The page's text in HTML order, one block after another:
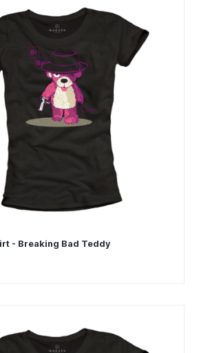
- Breaking Bad Teddy